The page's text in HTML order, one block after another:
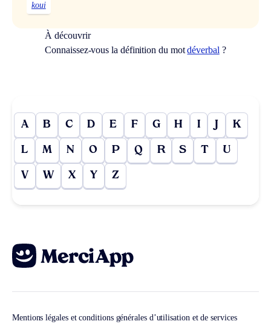
koui
À découvrir
Connaissez-vous la définition du motdéverbal ?
A B C D E F G H I J K
L M N O P Q R S T U
V W X Y Z
Mentions légales et conditions générales d’utilisation et de services